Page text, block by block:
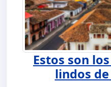
Estos son
lindos